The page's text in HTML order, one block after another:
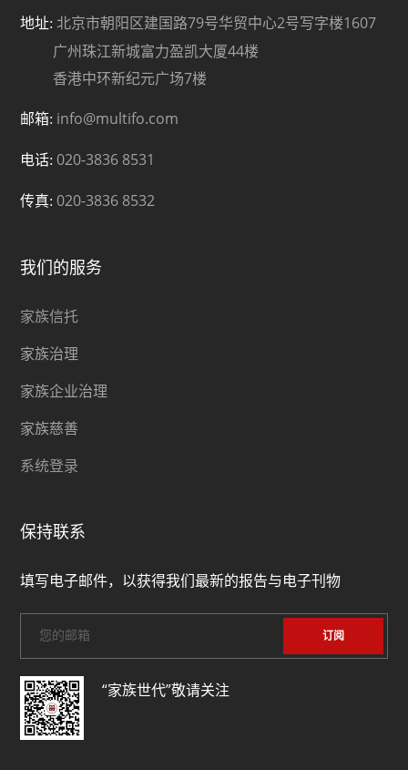
地址: 北京市朝阳区建国路79号华贸中心2号写字楼1607
广州珠江新城富力盈凯大厦44楼
香港中环新纪元广场7楼
邮箱: info@multifo.com
电话: 020-3836 8531
传真: 020-3836 8532
我们的服务
家族信托
家族治理
家族企业治理
家族慈善
系统登录
保持联系
填写电子邮件，以获得我们最新的报告与电子刊物
“家族世代”敬请关注